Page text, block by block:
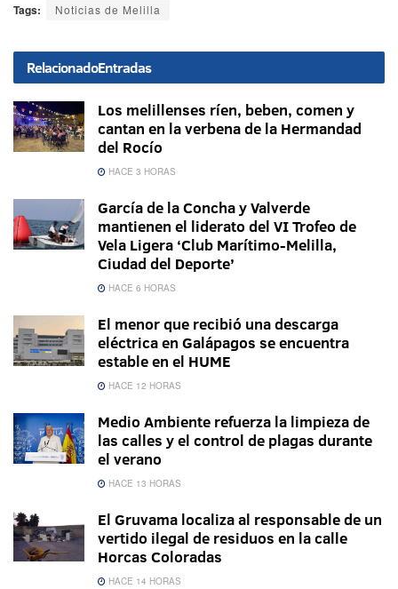
Tags: Noticias de Melilla
RelacionadoEntradas
Los melillenses ríen, beben, comen y
cantan en la verbena de la Hermandad
del Rocío
HACE 3 HORAS
García de la Concha y Valverde
mantienen el liderato del VI Trofeo de
Vela Ligera ‘Club Marítimo-Melilla,
Ciudad del Deporte’
HACE 6 HORAS
El menor que recibió una descarga
eléctrica en Galápagos se encuentra
estable en el HUME
HACE 12 HORAS
Medio Ambiente refuerza la limpieza de
las calles y el control de plagas durante
el verano
HACE 13 HORAS
El Gruvama localiza al responsable de un
vertido ilegal de residuos en la calle
Horcas Coloradas
HACE 14 HORAS